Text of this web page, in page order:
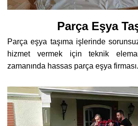
Parça Eşya
Parça eşya taşıma işlerinde
hizmet vermek için teknik
zamanında hassas parça eşya firması.